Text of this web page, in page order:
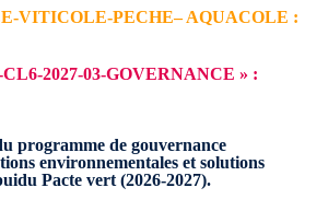
VITICOLE-PECHE– AQUACOLE :
2027-03-GOVERNANCE » :
programme de gouvernance
environnementales et solutions
Pacte vert (2026-2027).